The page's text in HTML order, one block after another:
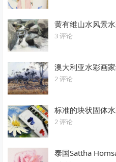
黄有维山水风景
3 评论
澳大利亚水彩画
2 评论
标准的块状固体
2 评论
泰国Sattha